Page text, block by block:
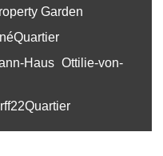
Garden
Ottilie-von-